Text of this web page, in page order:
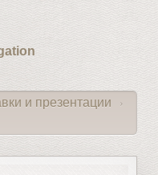
и презентации ›